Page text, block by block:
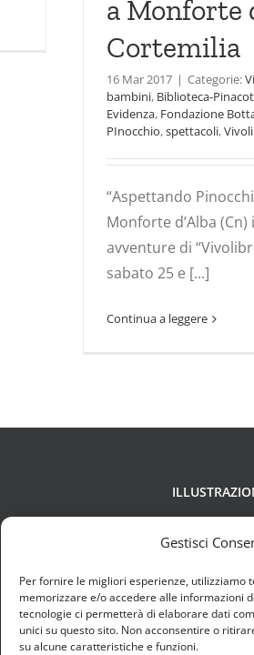
Gestisci
Per fornire le migliori esperienze, utilizziamo
memorizzare e/o accedere alle informazioni
tecnologie ci permetterà di elaborare dati
unici su questo sito. Non acconsentire o
su alcune caratteristiche e funzioni.
a Monforte
Cortemilia
16 Mar 2017 | Categorie:
bambini, Biblioteca-
Evidenza, Fondazione
PInocchio,spettacoli,
“Aspettando
Monforte d’Alba
avventure di
sabato 25 e [...]
Continua a leggere
Copyright di
Rizzo,
Làstrego &